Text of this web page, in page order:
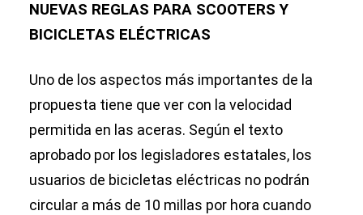
NUEVAS REGLAS PARA SCOOTERS Y
BICICLETAS ELÉCTRICAS
Uno de los aspectos más importantes de la
propuesta tiene que ver con la velocidad
permitida en las aceras. Según el texto
aprobado por los legisladores estatales, los
usuarios de bicicletas eléctricas no podrán
circular a más de 10 millas por hora cuando